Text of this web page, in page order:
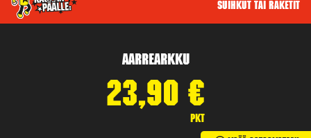
Suihkut tai raketit
Aarrearkku
23,90 €
pkt